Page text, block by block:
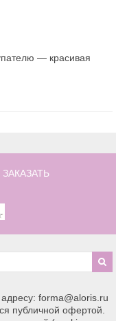
— красивая
ЗАКАЗАТЬ
forma@aloris.ru
публичной офертой.